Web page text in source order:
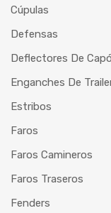
Cúpulas
Defensas
Deflectores De Capó
Enganches De
Estribos
Faros
Faros Camineros
Faros Traseros
Fenders